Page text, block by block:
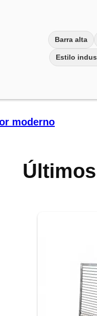
Barra alta
Estilo
moderno